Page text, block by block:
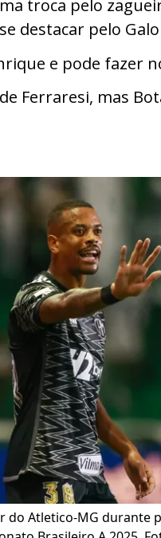
troca pelo
destacar pelo Galo
e pode fazer
Ferraresi, mas
do Atletico-MG durante